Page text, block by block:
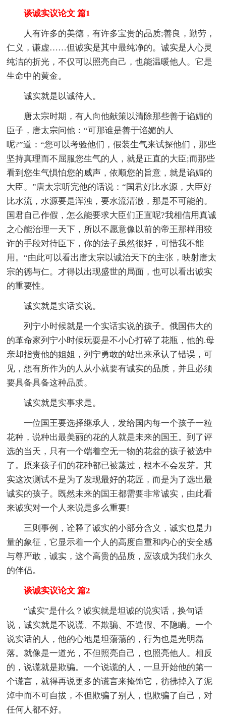
谈诚实议论文 篇1
人有许多的美德，有许多宝贵的品质;善良，勤劳，
仁义，谦虚……但诚实是其中最纯净的。诚实是人心灵
纯洁的折光，不仅可以照亮自己，也能温暖他人。它是
生命中的黄金。
诚实就是以诚待人。
唐太宗时期，有人向他献策以清除那些善于谄媚的
臣子，唐太宗问他：“可那谁是善于谄媚的人
呢?”道：“您可以考验他们，假装生气来试探他们，那些
坚持真理而不屈服您生气的人，就是正直的大臣;而那些
看到您生气惧怕您的威声，依顺您的旨意，就是谄媚的
大臣。”唐太宗听完他的话说：“国君好比水源，大臣好
比水流，水源要是浑浊，要水流清澈，那是不可能的。
国君自己作假，怎么能要求大臣们正直呢?我相信用真诚
之心能治理一天下，所以不愿意像以前的帝王那样用狡
诈的手段对待臣下，你的法子虽然很好，可惜我不能
用。“由此可以看出唐太宗以诚治天下的主张，映射唐太
宗的德与仁。才得以出现盛世的局面，也可以看出诚实
的重要性。
诚实就是实话实说。
列宁小时候就是一个实话实说的孩子。俄国伟大的
的革命家列宁小时候玩耍是不小心打碎了花瓶，他的.母
亲却指责他的姐姐，列宁勇敢的站出来承认了错误，可
见，想有所作为的人从小就要有诚实的品质，并且必须
要具备具备这种品质。
诚实就是实事求是。
一位国王要选择继承人，发给国内每一个孩子一粒
花种，说种出最美丽的花的人就是未来的国王。到了评
选的当天，只有一个端着空无一物的花盆的孩子被选中
了。原来孩子们的花种都已被蒸过，根本不会发芽。其
实这次测试不是为了发现最好的花匠，而是为了选出最
诚实的孩子。既然未来的国王都需要非常诚实，由此看
来诚实对一个人来说是多么重要!
三则事例，诠释了诚实的小部分含义，诚实也是力
量的象征，它显示着一个人的高度自重和内心的安全感
与尊严敢，诚实，这个高贵的品质，应该成为我们永久
的伴侣。
谈诚实议论文 篇2
“诚实”是什么？诚实就是坦诚的说实话，换句话
说，诚实就是不说谎、不欺骗、不造假、不隐瞒。一个
说实话的人，他的心地是坦蕩蕩的，行为也是光明磊
落。就像是一道光，不但照亮自己，也照亮他人。相反
的，说谎就是欺骗。一个说谎的人，一旦开始他的第一
个谎言，就得再说更多的谎言来掩饰它，彷彿掉入了泥
淖中而不可自拔，不但欺骗了别人，也欺骗了自己，对
任何人都不好。